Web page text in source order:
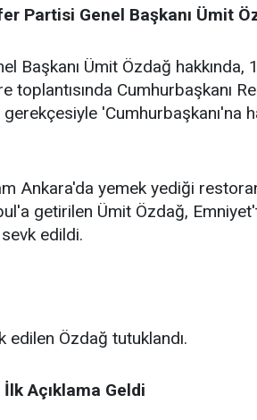
Partisi Genel Başkanı Ümit
Başkanı Ümit Özdağ
toplantısında Cumhurbaşkanı
'Cumhurbaşkanı'na
Ankara'da yemek yediği
getirilen Ümit Özdağ,
edildi.
edilen Özdağ tutuklandı.
Açıklama Geldi